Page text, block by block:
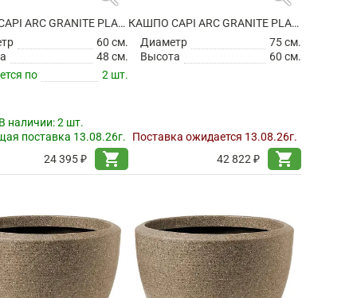
КАШПО CAPI ARC GRANITE PLANTER BALL BLACK
60 см.
48 см.
по
2 шт.
наличии:2 шт.
поставка 13.08.26г.
24 395 ₽
shopping_cart
КАШПО CAPI ARC GRANITE PLANTER BALL BLACK
Диаметр
75 см.
Высота
60 см.
Поставка ожидается 13.08.26г.
42 822 ₽
shopping_cart